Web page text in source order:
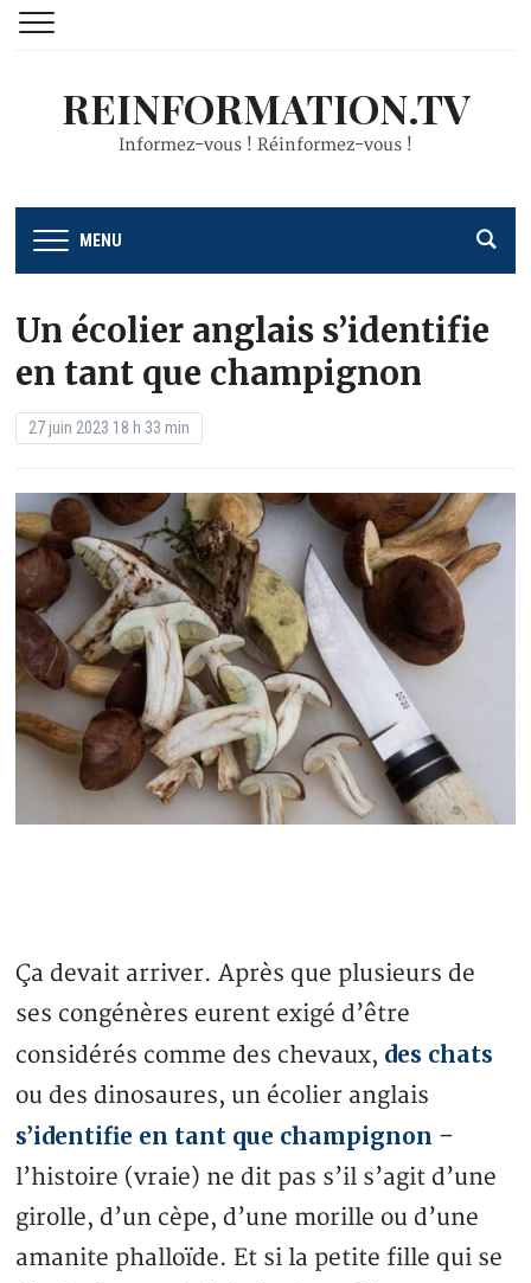
REINFORMATION.TV
Informez-vous ! Réinformez-vous !
MENU
Un écolier anglais s’identifie
en tant que champignon
27 juin 2023 18 h 33 min
Ça devait arriver. Après que plusieurs de
ses congénères eurent exigé d’être
considérés comme des chevaux, des chats
ou des dinosaures, un écolier anglais
s’identifie en tant que champignon –
l’histoire (vraie) ne dit pas s’il s’agit d’une
girolle, d’un cèpe, d’une morille ou d’une
amanite phalloïde. Et si la petite fille qui se